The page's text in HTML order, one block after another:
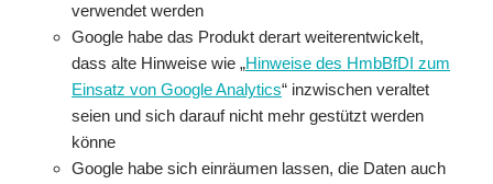
verwendet werden
Google habe das Produkt derart weiterentwickelt,
dass alte Hinweise wie „Hinweise des HmbBfDI zum
Einsatz von Google Analytics“ inzwischen veraltet
seien und sich darauf nicht mehr gestützt werden
könne
Google habe sich einräumen lassen, die Daten auch